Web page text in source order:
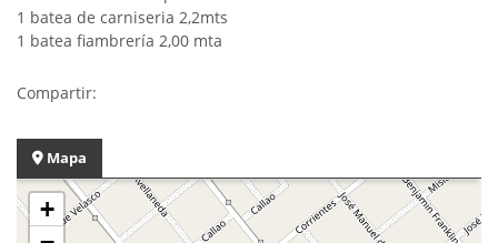
1 batea de carniseria 2,2mts
1 batea fiambrería 2,00 mta
Compartir:
Mapa
+